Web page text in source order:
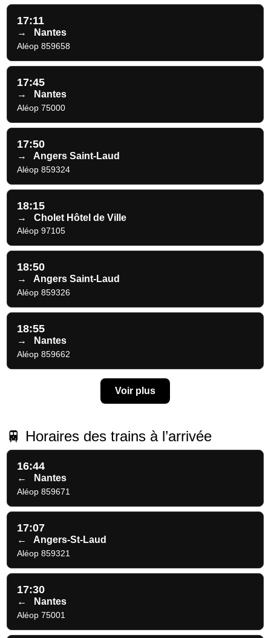
17:11
→ Nantes
Aléop 859658
17:45
→ Nantes
Aléop 75000
17:50
→ Angers Saint-Laud
Aléop 859324
18:15
→ Cholet Hôtel de Ville
Aléop 97105
18:50
→ Angers Saint-Laud
Aléop 859326
18:55
→ Nantes
Aléop 859662
Voir plus
🚆 Horaires des trains à l’arrivée
16:44
← Nantes
Aléop 859671
17:07
← Angers-St-Laud
Aléop 859321
17:30
← Nantes
Aléop 75001